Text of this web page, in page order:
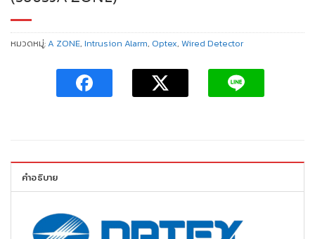
หมวดหมู่:A ZONE, Intrusion Alarm, Optex, Wired Detector
คำอธิบาย